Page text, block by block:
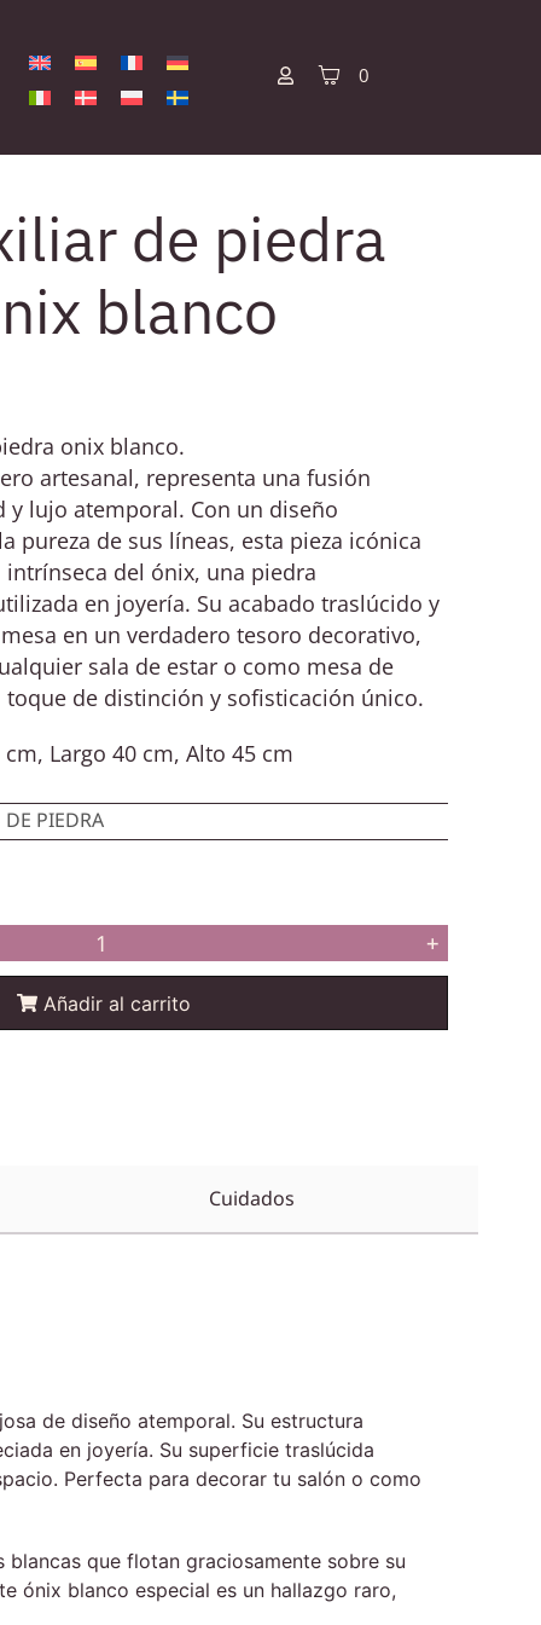
0
de piedra
blanco
onix blanco.
artesanal, representa una fusión
y lujo atemporal. Con un diseño
pureza de sus líneas, esta pieza icónica
del ónix, una piedra
en joyería. Su acabado traslúcido y
en un verdadero tesoro decorativo,
sala de estar o como mesa de
de distinción y sofisticación único.
Largo 40 cm, Alto 45 cm
DE PIEDRA
+
Añadir al carrito
Cuidados
de diseño atemporal. Su estructura
en joyería. Su superficie traslúcida
Perfecta para decorar tu salón o como
que flotan graciosamente sobre su
ónix blanco especial es un hallazgo raro,